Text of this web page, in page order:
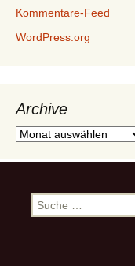
Kommentare-Feed
WordPress.org
Archive
Archive
Suche
nach: